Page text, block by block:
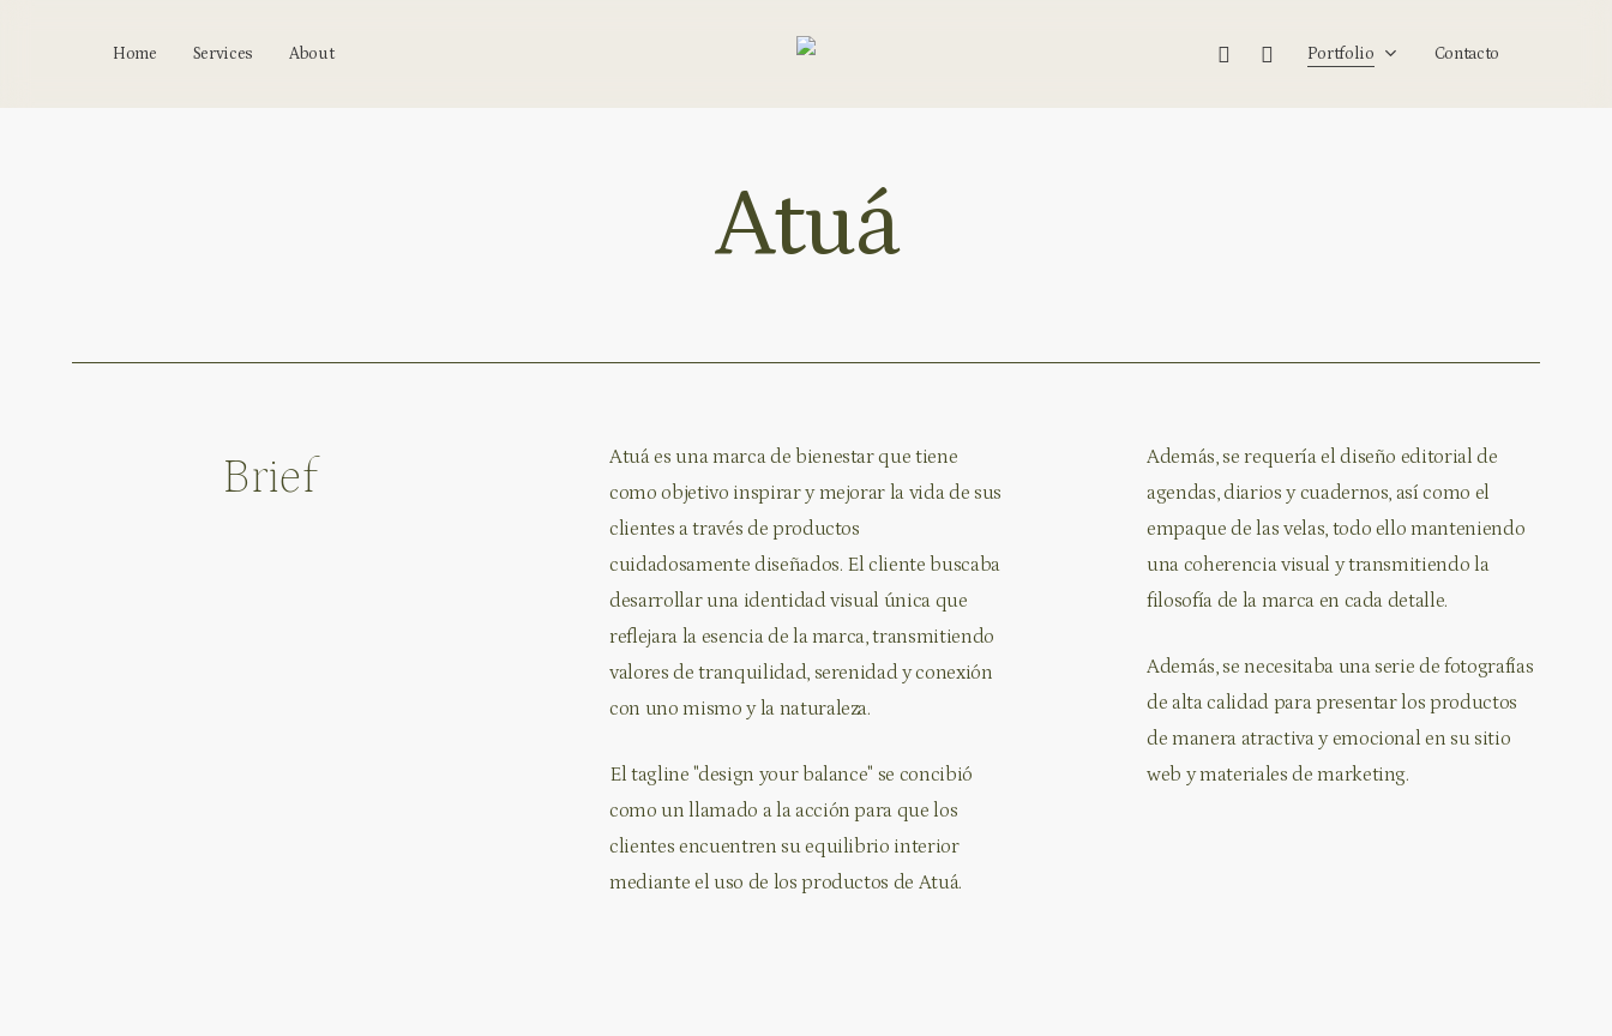
Home Services About Portfolio Contacto
instagrambehance
Atuá
Brief
Atuá es una marca de bienestar que tiene
como objetivo inspirar y mejorar la vida de sus
clientes a través de productos
cuidadosamente diseñados. El cliente buscaba
desarrollar una identidad visual única que
reflejara la esencia de la marca, transmitiendo
valores de tranquilidad, serenidad y conexión
con uno mismo y la naturaleza.
El tagline "design your balance" se concibió
como un llamado a la acción para que los
clientes encuentren su equilibrio interior
mediante el uso de los productos de Atuá.
Además, se requería el diseño editorial de
agendas, diarios y cuadernos, así como el
empaque de las velas, todo ello manteniendo
una coherencia visual y transmitiendo la
filosofía de la marca en cada detalle.
Además, se necesitaba una serie de fotografías
de alta calidad para presentar los productos
de manera atractiva y emocional en su sitio
web y materiales de marketing.